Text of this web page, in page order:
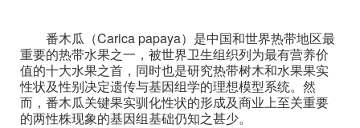
番木瓜（Carica papaya）是中国和世界热带地区最
重要的热带水果之一，被世界卫生组织列为最有营养价
值的十大水果之首，同时也是研究热带树木和水果果实
性状及性别决定遗传与基因组学的理想模型系统。然
而，番木瓜关键果实驯化性状的形成及商业上至关重要
的两性株现象的基因组基础仍知之甚少。